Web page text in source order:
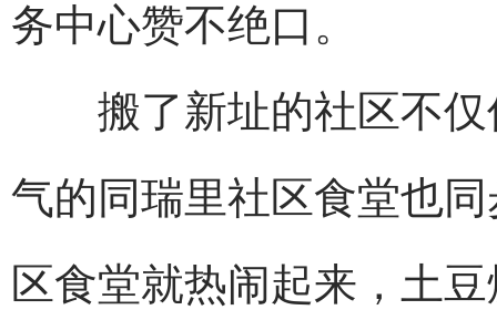
务中心赞不绝口。
搬了新址的社区不仅
气的同瑞里社区食堂也
区食堂就热闹起来，土